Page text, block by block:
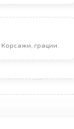
грации.